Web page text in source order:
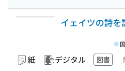
イェイツの詩を
紙 デジタル 図書